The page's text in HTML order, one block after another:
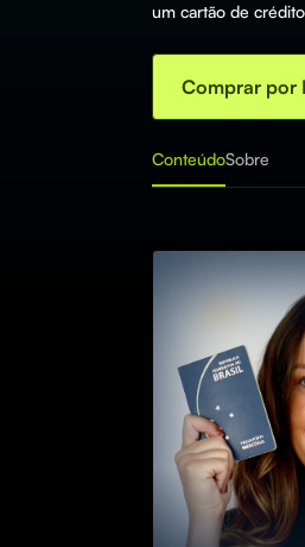
um cartão de
Comprar por
ConteúdoSobre